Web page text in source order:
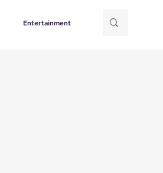
Entertainment